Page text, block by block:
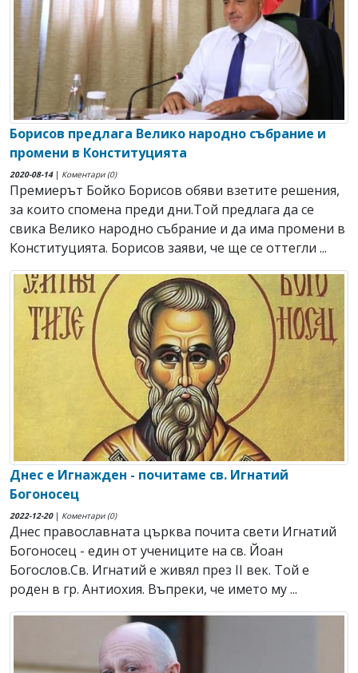
Борисов предлага Велико народно събрание и
промени в Конституцията
2020-08-14| Коментари (0)
Премиерът Бойко Борисов обяви взетите решения,
за които спомена преди дни.Той предлага да се
свика Велико народно събрание и да има промени в
Конституцията. Борисов заяви, че ще се оттегли ...
Днес е Игнажден - почитаме св. Игнатий
Богоносец
2022-12-20| Коментари (0)
Днес православната църква почита свети Игнатий
Богоносец - един от учениците на св. Йоан
Богослов.Св. Игнатий е живял през ІІ век. Той е
роден в гр. Антиохия. Въпреки, че името му ...